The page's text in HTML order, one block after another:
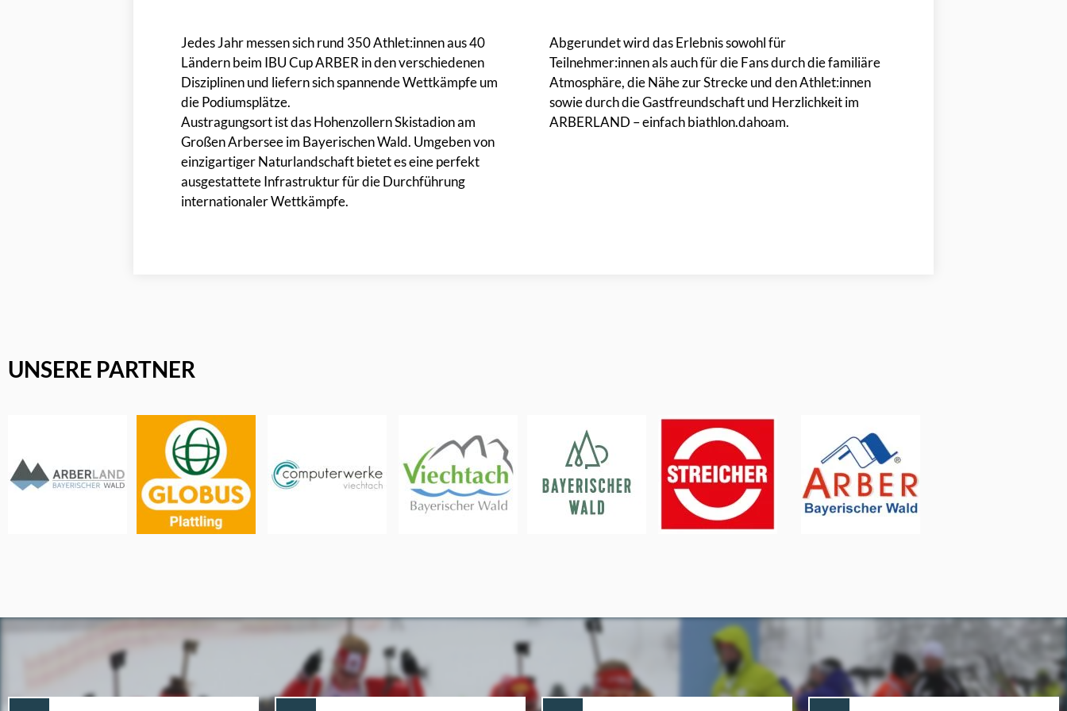
Jedes Jahr messen sich rund 350 Athlet:innen aus 40
Ländern beim IBU Cup ARBER in den verschiedenen
Disziplinen und liefern sich spannende Wettkämpfe um
die Podiumsplätze.
Austragungsort ist das Hohenzollern Skistadion am
Großen Arbersee im Bayerischen Wald. Umgeben von
einzigartiger Naturlandschaft bietet es eine perfekt
ausgestattete Infrastruktur für die Durchführung
internationaler Wettkämpfe.
Abgerundet wird das Erlebnis sowohl für
Teilnehmer:innen als auch für die Fans durch die familiäre
Atmosphäre, die Nähe zur Strecke und den Athlet:innen
sowie durch die Gastfreundschaft und Herzlichkeit im
ARBERLAND – einfach biathlon.dahoam.
UNSERE PARTNER